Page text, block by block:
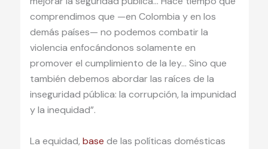
comprendimos que —en Colombia y en los
demás países— no podemos combatir la
violencia enfocándonos solamente en
promover el cumplimiento de la ley… Sino que
también debemos abordar las raíces de la
inseguridad pública: la corrupción, la impunidad
y la inequidad”.
La equidad, base de las políticas domésticas